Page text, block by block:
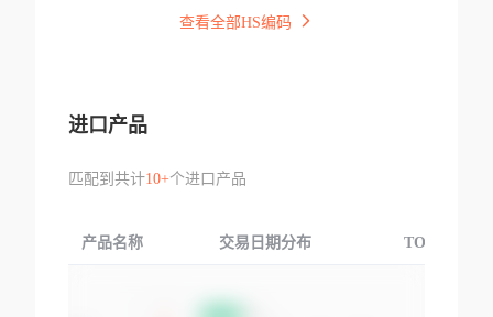
查看全部HS编码
进口产品
匹配到共计10+个进口产品
产品名称 交易日期分布 TOP3交易国